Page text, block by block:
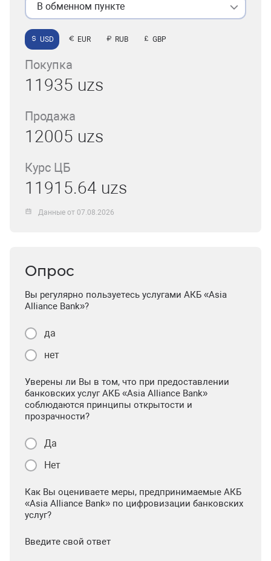
В обменном пункте
USD EUR RUB GBP
Покупка
11935 uzs
Продажа
12005 uzs
Курс ЦБ
11915.64 uzs
Данные от 07.08.2026
Опрос
Вы регулярно пользуетесь услугами АКБ «Asia
Alliance Bank»?
да
нет
Уверены ли Вы в том, что при предоставлении
банковских услуг АКБ «Asia Alliance Bank»
соблюдаются принципы открытости и
прозрачности?
Да
Нет
Как Вы оцениваете меры, предпринимаемые АКБ
«Asia Alliance Bank» по цифровизации банковских
услуг?
Введите свой ответ